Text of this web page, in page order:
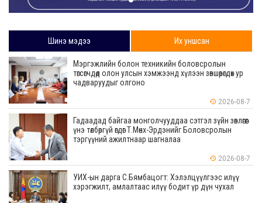
Шинэ мэдээ Их уншсан
Мэргэжлийн болон техникийн боловсролын
төгсөгчдөд олон улсын хэмжээнд хүлээн зөвшөөрөгдөх ур
чадваруудыг олгоно
2026-08-7
Гадаадад байгаа монголчууддаа сэтгэл зүйн зөвлөгөөг
үнэ төлбөргүй өгдөг Т.Мөнх-Эрдэнийг Боловсролын
тэргүүний ажилтнаар шагналаа
2026-08-7
УИХ-ын дарга С.Бямбацогт: Хэлэлцүүлгээс илүү
хэрэгжилт, амлалтаас илүү бодит үр дүн чухал